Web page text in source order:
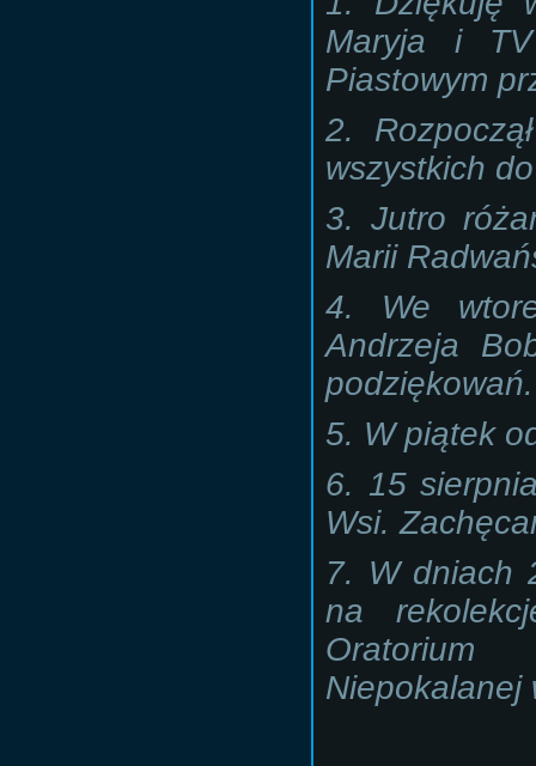
Maryja i
Piastowym
2.
wszystkich
3. Jutro
Marii
4. We
Andrzeja
podziękowań.
5. W piątek
6. 15
Wsi.
7. W dniach
na
Oratorium
Niepokalanej